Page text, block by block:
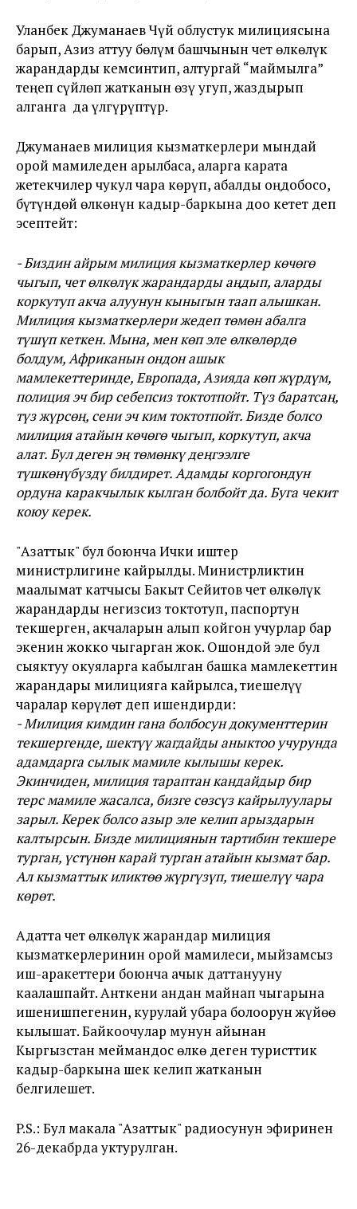
Уланбек Джуманаев Чүй облустук милициясына
барып, Азиз аттуу бөлүм башчынын чет өлкөлүк
жарандарды кемсинтип, алтургай “маймылга”
теңеп сүйлөп жатканын өзү угуп, жаздырып
алганга да үлгүрүптүр.
Джуманаев милиция кызматкерлери мындай
орой мамиледен арылбаса, аларга карата
жетекчилер чукул чара көрүп, абалды оңдобосо,
бүтүндөй өлкөнүн кадыр-баркына доо кетет деп
эсептейт:
- Биздин айрым милиция кызматкерлер көчөгө
чыгып, чет өлкөлүк жарандарды аңдып, аларды
коркутуп акча алуунун кыныгын таап алышкан.
Милиция кызматкерлери жедеп төмөн абалга
түшүп кеткен. Мына, мен көп эле өлкөлөрдө
болдум, Африканын ондон ашык
мамлекеттеринде, Европада, Азияда көп жүрдүм,
полиция эч бир себепсиз токтотпойт. Түз баратсаң,
түз жүрсөң, сени эч ким токтотпойт. Бизде болсо
милиция атайын көчөгө чыгып, коркутуп, акча
алат. Бул деген эң төмөнкү деңгээлге
түшкөнүбүздү билдирет. Адамды коргогондун
ордуна каракчылык кылган болбойт да. Буга чекит
коюу керек.
"Азаттык" бул боюнча Ички иштер
министрлигине кайрылды. Министрликтин
маалымат катчысы Бакыт Сейитов чет өлкөлүк
жарандарды негизсиз токтотуп, паспортун
текшерген, акчаларын алып койгон учурлар бар
экенин жокко чыгарган жок. Ошондой эле бул
сыяктуу окуяларга кабылган башка мамлекеттин
жарандары милицияга кайрылса, тиешелүү
чаралар көрүлөт деп ишендирди:
​- Милиция кимдин гана болбосун документтерин
текшергенде, шектүү жагдайды аныктоо учурунда
адамдарга сылык мамиле кылышы керек.
Экинчиден, милиция тараптан кандайдыр бир
терс мамиле жасалса, бизге сөзсүз кайрылуулары
зарыл. Керек болсо азыр эле келип арыздарын
калтырсын. Бизде милициянын тартибин текшере
турган, үстүнөн карай турган атайын кызмат бар.
Ал кызматтык иликтөө жүргүзүп, тиешелүү чара
көрөт.
Адатта чет өлкөлүк жарандар милиция
кызматкерлеринин орой мамилеси, мыйзамсыз
иш-аракеттери боюнча ачык даттанууну
каалашпайт. Анткени андан майнап чыгарына
ишенишпегенин, курулай убара болоорун жүйөө
кылышат. Байкоочулар мунун айынан
Кыргызстан меймандос өлкө деген туристтик
кадыр-баркына шек келип жатканын
белгилешет.
P.S.: Бул макала "Азаттык" радиосунун эфиринен
26-декабрда уктурулган.